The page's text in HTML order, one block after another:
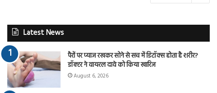
Latest News
पैरों पर प्याज रखकर सोने से सच में डिटॉक्स होता है शरीर?
डॉक्टर ने वायरल दावे को किया खारिज
August 6, 2026